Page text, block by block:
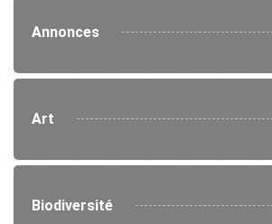
Annonces
Art
Biodiversité